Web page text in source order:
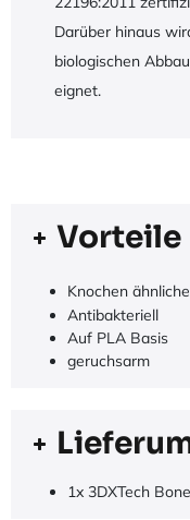
Darüber hinaus
biologischen
eignet.
Vorteile
Knochen
Antibakteriell
Auf PLA Basis
geruchsarm
1x 3DXTech